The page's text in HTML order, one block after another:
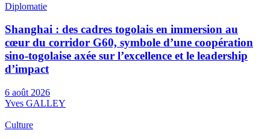
Diplomatie
Shanghai : des cadres togolais en immersion au
cœur du corridor G60, symbole d’une coopération
sino-togolaise axée sur l’excellence et le leadership
d’impact
6 août 2026
Yves GALLEY
Culture